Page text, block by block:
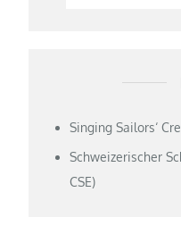
Singing Sailors‘
Schweizerischer
CSE)